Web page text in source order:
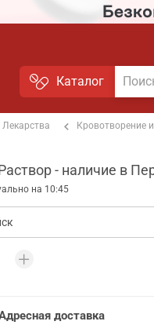
Каталог
Лекарства Кровотворение
- наличие в
на 10:45
доставка